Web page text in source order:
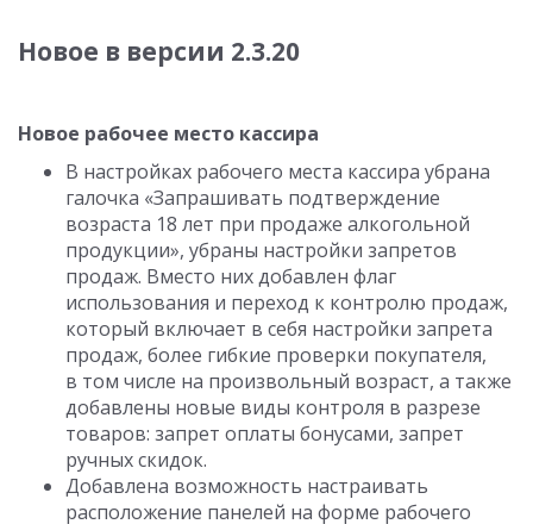
Новое в версии 2.3.20
Новое рабочее место кассира
В настройках рабочего места кассира убрана
галочка «Запрашивать подтверждение
возраста 18 лет при продаже алкогольной
продукции», убраны настройки запретов
продаж. Вместо них добавлен флаг
использования и переход к контролю продаж,
который включает в себя настройки запрета
продаж, более гибкие проверки покупателя,
в том числе на произвольный возраст, а также
добавлены новые виды контроля в разрезе
товаров: запрет оплаты бонусами, запрет
ручных скидок.
Добавлена возможность настраивать
расположение панелей на форме рабочего